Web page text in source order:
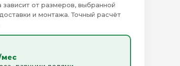
зависит от размеров, выбранной
и монтажа. Точный расчёт
мес